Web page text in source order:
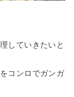
していきたいと
コンロでガンガ